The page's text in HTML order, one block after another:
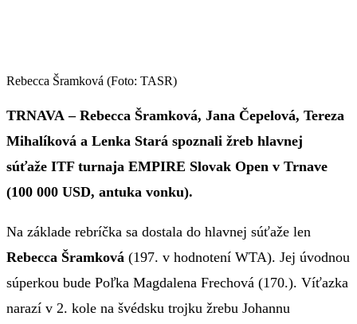
Rebecca Šramková (Foto: TASR)
TRNAVA – Rebecca Šramková, Jana Čepelová, Tereza
Mihalíková a Lenka Stará spoznali žreb hlavnej
súťaže ITF turnaja EMPIRE Slovak Open v Trnave
(100 000 USD, antuka vonku).
Na základe rebríčka sa dostala do hlavnej súťaže len
Rebecca Šramková (197. v hodnotení WTA). Jej úvodnou
súperkou bude Poľka Magdalena Frechová (170.). Víťazka
narazí v 2. kole na švédsku trojku žrebu Johannu